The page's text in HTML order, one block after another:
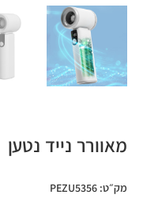
מאוורר נייד נטען
מק״ט: PEZU5356